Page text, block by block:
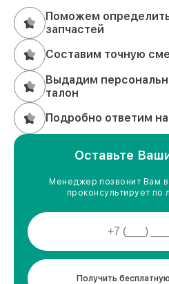
Поможем
запчастей
Составим точную
Выдадим
талон
Подробно ответим
Оставьте
Менеджер позвонит Вам в
проконсультирует
Получить